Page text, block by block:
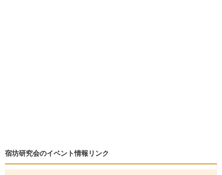
宿坊研究会のイベント情報リンク